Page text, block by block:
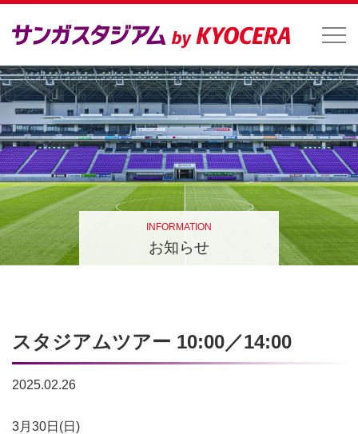
INFORMATION
お知らせ
スタジアムツアー 10:00／14:00
2025.02.26
ス
3月30日(日)